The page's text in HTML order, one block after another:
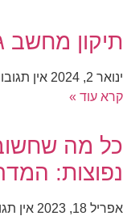
תיקון מחשב
ינואר 2, 2024
אין
קרא עוד »
כל מה
נפוצות:
אפריל 18, 2023
אין